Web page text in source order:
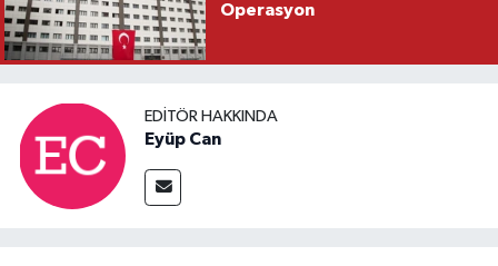
Operasyon
EDITÖR HAKKINDA
Eyüp Can